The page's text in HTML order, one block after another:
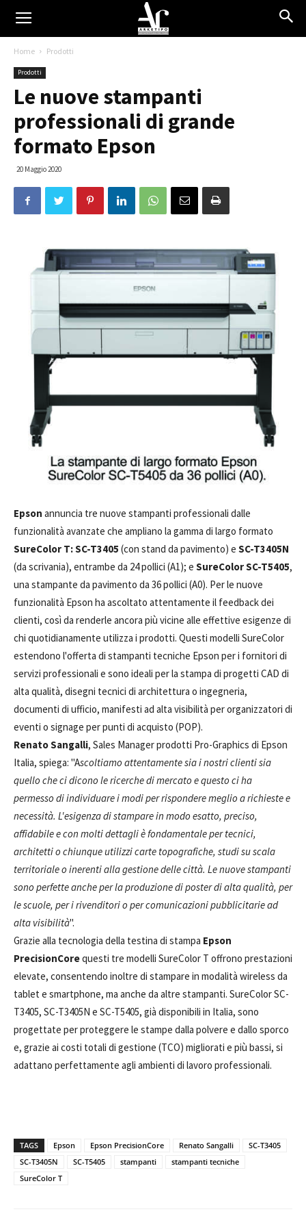
Home Prodotti
Prodotti
Le nuove stampanti
professionali di grande
formato Epson
20 Maggio 2020
Epson annuncia tre nuove stampanti professionali dalle
funzionalità avanzate che ampliano la gamma di largo formato
SureColor T: SC-T3405 (con stand da pavimento) e SC-T3405N
(da scrivania), entrambe da 24 pollici (A1); e SureColor SC-T5405,
una stampante da pavimento da 36 pollici (A0). Per le nuove
funzionalità Epson ha ascoltato attentamente il feedback dei
clienti, così da renderle ancora più vicine alle effettive esigenze di
chi quotidianamente utilizza i prodotti. Questi modelli SureColor
estendono l'offerta di stampanti tecniche Epson per i fornitori di
servizi professionali e sono ideali per la stampa di progetti CAD di
alta qualità, disegni tecnici di architettura o ingegneria,
documenti di ufficio, manifesti ad alta visibilità per organizzatori di
eventi o signage per punti di acquisto (POP).
Renato Sangalli, Sales Manager prodotti Pro-Graphics di Epson
Italia, spiega: "Ascoltiamo attentamente sia i nostri clienti sia
quello che ci dicono le ricerche di mercato e questo ci ha
permesso di individuare i modi per rispondere meglio a richieste e
necessità. L'esigenza di stampare in modo esatto, preciso,
affidabile e con molti dettagli è fondamentale per tecnici,
architetti o chiunque utilizzi carte topografiche, studi su scala
territoriale o inerenti alla gestione delle città. Le nuove stampanti
sono perfette anche per la produzione di poster di alta qualità, per
le scuole, per i rivenditori o per comunicazioni pubblicitarie ad
alta visibilità".
Grazie alla tecnologia della testina di stampa Epson
PrecisionCorequesti tre modelli SureColor T offrono prestazioni
elevate, consentendo inoltre di stampare in modalità wireless da
tablet e smartphone, ma anche da altre stampanti. SureColor SC-
T3405, SC-T3405N e SC-T5405, già disponibili in Italia, sono
progettate per proteggere le stampe dalla polvere e dallo sporco
e, grazie ai costi totali di gestione (TCO) migliorati e più bassi, si
adattano perfettamente agli ambienti di lavoro professionali.
TAGS Epson Epson PrecisionCore Renato Sangalli
SC-T3405
SC-T3405N
SC-T5405 stampanti
stampanti tecniche
SureColor T